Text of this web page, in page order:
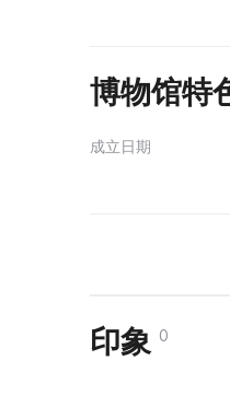
博物馆特
成立日期
印象 0